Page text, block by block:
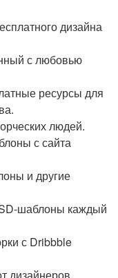
дизайна
с любовью
ресурсы для
людей.
с сайта
и другие
шаблоны каждый
с Dribbble
дизайнеров,